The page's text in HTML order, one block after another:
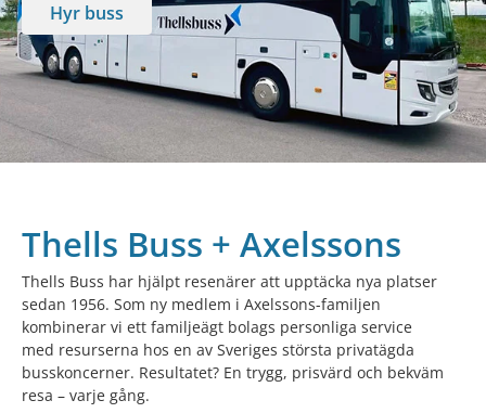
Hyr buss
Thells Buss + Axelssons
Thells Buss har hjälpt resenärer att upptäcka nya platser
sedan 1956. Som ny medlem i Axelssons-familjen
kombinerar vi ett familjeägt bolags personliga service
med resurserna hos en av Sveriges största privatägda
busskoncerner. Resultatet? En trygg, prisvärd och bekväm
resa – varje gång.